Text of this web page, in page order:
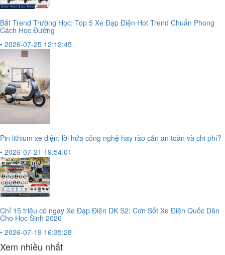
Bắt Trend Trường Học: Top 5 Xe Đạp Điện Hot Trend Chuẩn Phong
Cách Học Đường
• 2026-07-25 12:12:45
Pin lithium xe điện: lời hứa công nghệ hay rào cản an toàn và chi phí?
• 2026-07-21 19:54:01
Chỉ 15 triệu có ngay Xe Đạp Điện DK S2: Cơn Sốt Xe Điện Quốc Dân
Cho Học Sinh 2026
• 2026-07-19 16:35:28
Xem nhiều nhất